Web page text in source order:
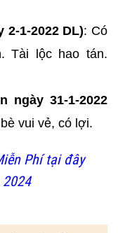
2-1-2022 DL): Có
Tài lộc hao tán.
ngày 31-1-2022
vui vẻ, có lợi.
Phí tại đây